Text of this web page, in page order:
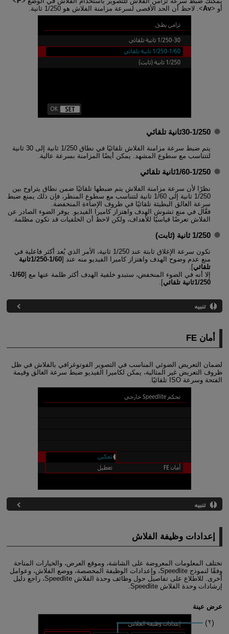
أو
Av . لاحظ أن الحد الأقصى لسرعة مزامنة الفلاش هو 1/250 ثانية.
30-1/250ثانية تلقائي
يتم ضبط سرعة مزامنة الفلاش تلقائيًا في نطاق 1/250 ثانية إلى 30 ثانية
لتتناسب مع سطوع المشهد. يمكن أيضًا المزامنة بسرعة عالية.
1/60-1/250ثانية تلقائي
نظرًا لأن سرعة مزامنة الفلاش يتم ضبطها تلقائيًا ضمن نطاق يتراوح بين
1/250 ثانية إلى 1/60 ثانية لتتناسب مع سطوع المنظر، فإن ذلك يمنع ضبط
سرعة الغالق البطيئة تلقائيًا في ظروف الإضاءة المنخفضة.
فعَّال في منع تشوش الهدف واهتزاز كاميرا الفيديو. يوفر الضوء الصادر عن
الفلاش تعرضًا قياسيًا للأهداف، ولكن لاحظ أن الخلفيات قد تكون مظلمة.
1/250 ثانية (ثابت)
تكون سرعة الإغلاق ثابتة عند 1/250 ثانية، الأمر الذي يُعد أكثر فاعلية في
منع عدم وضوح الهدف واهتزاز كاميرا الفيديو منه عند [
1/60-1/250ثانية
تلقائي].
إلا أنه في الضوء المنخفض، ستبدو خلفية الهدف أكثر ظلمة عنها مع [
1/60-
1/250ثانية تلقائي
].
تنبيه
أمان FE
لضمان التعريض الضوئي المناسب في التصوير الفوتوغرافي بالفلاش في ظل
ظروف التعريض غير المثالية، يمكن لكاميرا الفيديو ضبط سرعة الغالق وقيمة
الفتحة وسرعة ISO تلقائيًا.
تنبيه
إعدادات وظيفة الفلاش
تختلف المعلومات المعروضة على الشاشة، وموقع العرض، والخيارات المتاحة
وفقًا لنموذج Speedlite، وإعدادات الوظيفة المخصصة، ووضع الفلاش، وعوامل
أخرى. للاطلاع على تفاصيل حول وظائف وحدة الفلاش Speedlite، راجع دليل
إرشادات وحدة الفلاش Speedlite.
عرض عينة